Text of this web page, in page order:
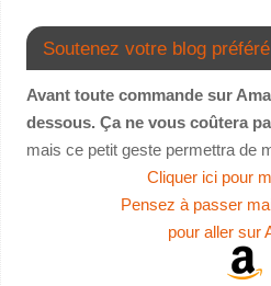
Soutenez votre blog
Avant toute commande sur
dessous. Ça ne vous coûtera
mais ce petit geste permettra de
Cliquer ici pour
Pensez à passer
pour aller sur